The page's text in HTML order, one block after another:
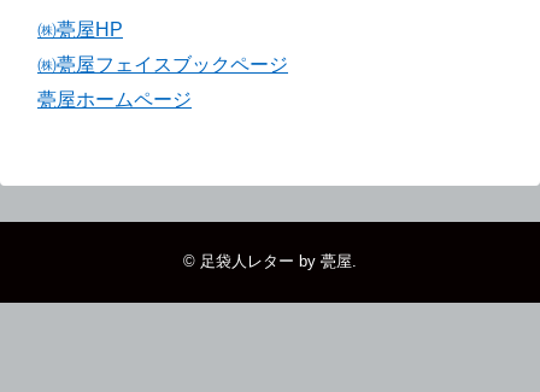
㈱甍屋HP
㈱甍屋フェイスブックページ
甍屋ホームページ
© 足袋人レター by 甍屋.